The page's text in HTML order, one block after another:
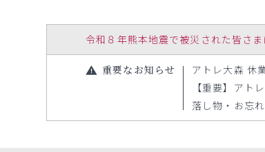
令和８年熊本地震で被災された皆さ
重要なお知らせ
アトレ大森 休
【重要】アト
落し物・お忘